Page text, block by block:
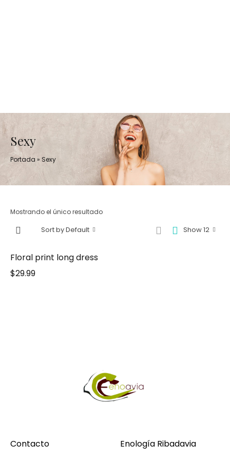
Sexy
Portada » Sexy
Mostrando el único resultado
Show 12
Sort by Default
Floral print long dress
$29.99
Contacto Enología Ribadavia